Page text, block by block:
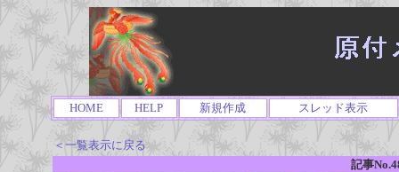
HOME HELP 新規作成 スレッド表示
＜一覧表示に戻る
記事